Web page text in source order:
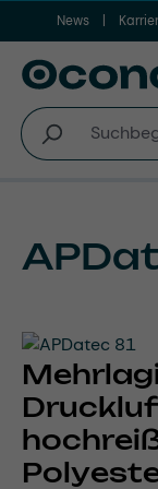
Zum Hauptinhalt
News